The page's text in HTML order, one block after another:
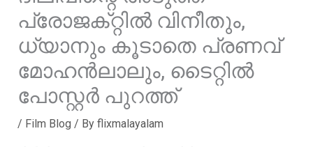
പ്രോജക്‌റ്റിൽ വിനീതും,
ധ്യാനും കൂടാതെ പ്രണവ്
മോഹൻലാലും, ടൈറ്റിൽ
പോസ്റ്റർ പുറത്ത്
/ Film Blog / By flixmalayalam